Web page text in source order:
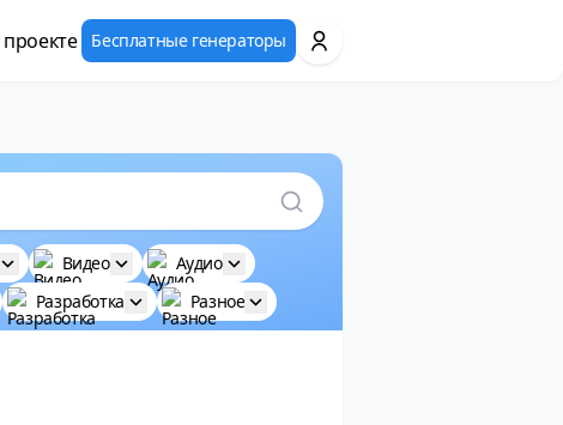
Бесплатные генераторы
Видео
Аудио
Разработка
Разное